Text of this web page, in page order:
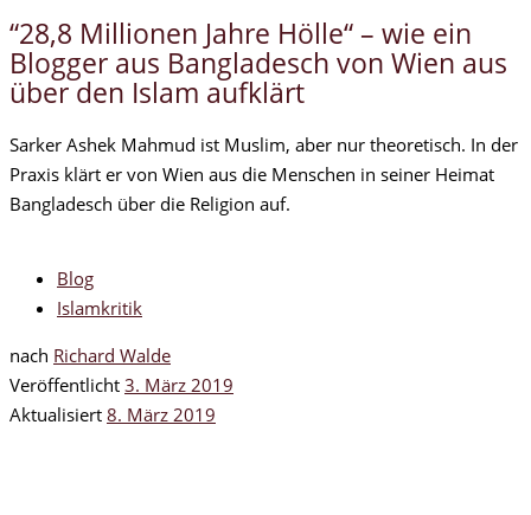
“28,8 Millionen Jahre Hölle“ – wie ein
Blogger aus Bangladesch von Wien aus
über den Islam aufklärt
Sarker Ashek Mahmud ist Muslim, aber nur theoretisch. In der
Praxis klärt er von Wien aus die Menschen in seiner Heimat
Bangladesch über die Religion auf.
Blog
Islamkritik
nach Richard Walde
Veröffentlicht 3. März 2019
Aktualisiert 8. März 2019